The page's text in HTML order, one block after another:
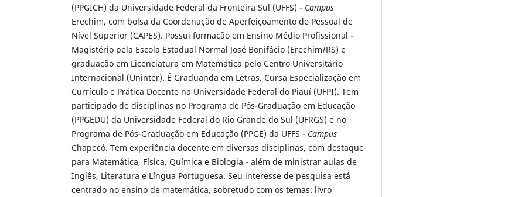
(PPGICH) da Universidade Federal da Fronteira Sul (UFFS) - Campus
Erechim, com bolsa da Coordenação de Aperfeiçoamento de Pessoal de
Nível Superior (CAPES). Possui formação em Ensino Médio Profissional -
Magistério pela Escola Estadual Normal José Bonifácio (Erechim/RS) e
graduação em Licenciatura em Matemática pelo Centro Universitário
Internacional (Uninter). É Graduanda em Letras. Cursa Especialização em
Currículo e Prática Docente na Universidade Federal do Piauí (UFPI). Tem
participado de disciplinas no Programa de Pós-Graduação em Educação
(PPGEDU) da Universidade Federal do Rio Grande do Sul (UFRGS) e no
Programa de Pós-Graduação em Educação (PPGE) da UFFS - Campus
Chapecó. Tem experiência docente em diversas disciplinas, com destaque
para Matemática, Física, Química e Biologia - além de ministrar aulas de
Inglês, Literatura e Língua Portuguesa. Seu interesse de pesquisa está
centrado no ensino de matemática, sobretudo com os temas: livro